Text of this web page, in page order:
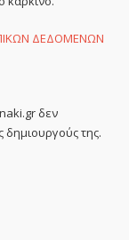
ΔΕΔΟΜΕΝΩΝ
δεν
δημιουργούς της.